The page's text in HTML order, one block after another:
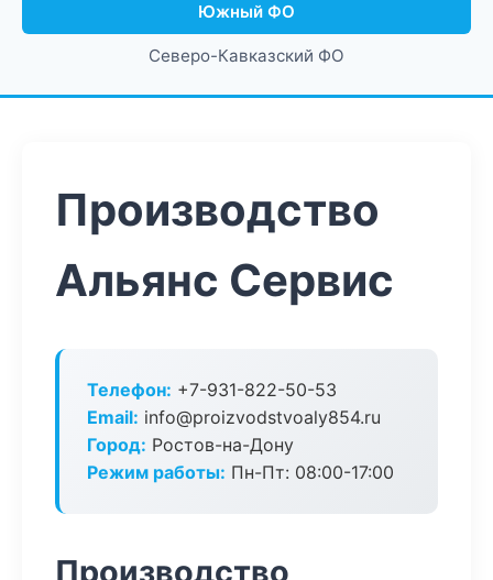
Южный ФО
Северо-Кавказский ФО
Производство
Альянс Сервис
Телефон: +7-931-822-50-53
Email: info@proizvodstvoaly854.ru
Город: Ростов-на-Дону
Режим работы: Пн-Пт: 08:00-17:00
Производство